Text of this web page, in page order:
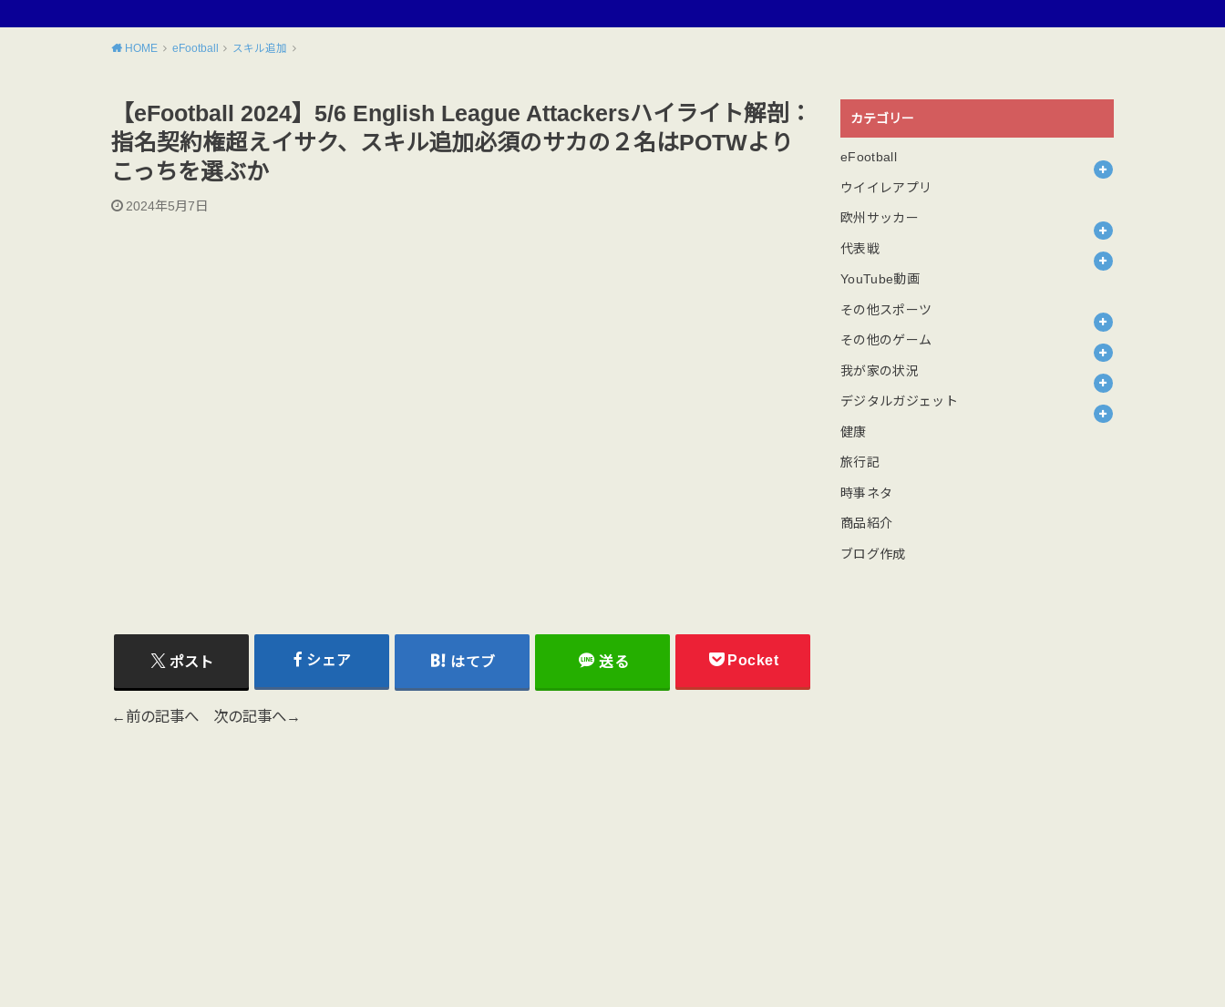
HOME eFootball スキル追加
【eFootball 2024】5/6 English League Attackersハイライト解剖：
指名契約権超えイサク、スキル追加必須のサカの２名はPOTWより
こっちを選ぶか
2024年5月7日
ポスト シェア はてブ 送る Pocket
←前の記事へ 次の記事へ→
カテゴリー
eFootball
ウイイレアプリ
欧州サッカー
代表戦
YouTube動画
その他スポーツ
その他のゲーム
我が家の状況
デジタルガジェット
健康
旅行記
時事ネタ
商品紹介
ブログ作成